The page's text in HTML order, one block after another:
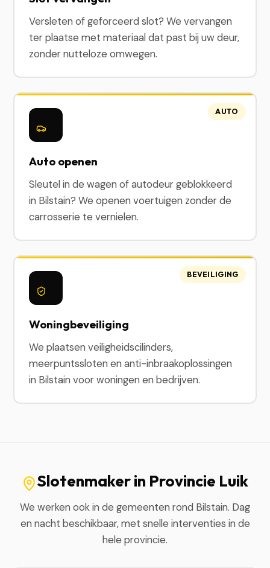
Versleten of geforceerd slot? We vervangen
ter plaatse met materiaal dat past bij uw deur,
zonder nutteloze omwegen.
Auto openen
Sleutel in de wagen of autodeur geblokkeerd
in Bilstain? We openen voertuigen zonder de
carrosserie te vernielen.
AUTO
Woningbeveiliging
We plaatsen veiligheidscilinders,
meerpuntssloten en anti-inbraakoplossingen
in Bilstain voor woningen en bedrijven.
BEVEILIGING
Slotenmaker in Provincie Luik
We werken ook in de gemeenten rond Bilstain. Dag
en nacht beschikbaar, met snelle interventies in de
hele provincie.